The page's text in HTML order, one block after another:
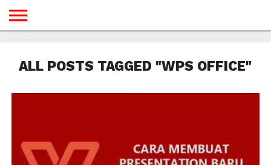
GAMES
DESAIN
ANDROID
IOS
YOUTUBE
INTERNET
WINDOWS
LINUX
MACINTOSH
MESSENGER
BLOGSPOT
WORDPRESS
PEMROGRAMAN
SEO
WEB
SERVER
ALL POSTS TAGGED "WPS OFFICE"